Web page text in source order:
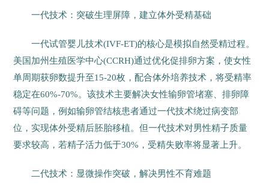
一代技术：突破生理屏障，建立体外受精基础
一代试管婴儿技术(IVF-ET)的核心是模拟自然受精过程。
美国加州生殖医学中心(CCRH)通过优化促排卵方案，使女性
单周期获卵数提升至15-20枚，配合体外培养技术，将受精率
稳定在60%-70%。该技术主要解决女性输卵管堵塞、排卵障
碍等问题，例如输卵管结核患者通过一代技术绕过病变部
位，实现体外受精后胚胎移植。但一代技术对男性精子质量
要求较高，若精子活力低于30%，受精失败率将显著上升。
二代技术：显微操作突破，解决男性不育难题